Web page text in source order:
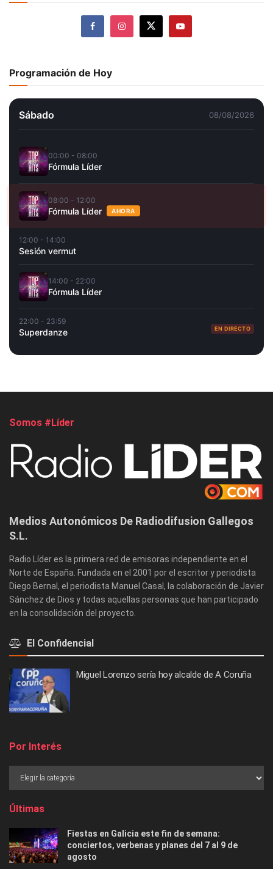
Programación de Hoy
Sábado 08/08/2026
00:00 - 08:00
Fórmula Líder
08:00 - 12:00
Fórmula Líder AHORA
12:00 - 14:00
Sesión vermut
14:00 - 22:00
Fórmula Líder
22:00 - 23:59
Superdanze EN DIRECTO
Somos #Líder
Medios Autonómicos De Radiodifusion Gallegos
S.L.
Radio Líder es la primera red de emisoras independiente en el
Norte de España. Fundada en el 2001 por el escritor y periodista
Diego Bernal, el periodista Manuel Casal, la colaboración de Javier
Sánchez de Dios y todas aquellas personas que han participado
en la consolidación del proyecto.
El Confidencial
Miguel Lorenzo sería hoy alcalde de A Coruña
Por Interés
Últimas
Fiestas en Galicia este fin de semana:
conciertos, verbenas y planes del 7 al 9 de
agosto